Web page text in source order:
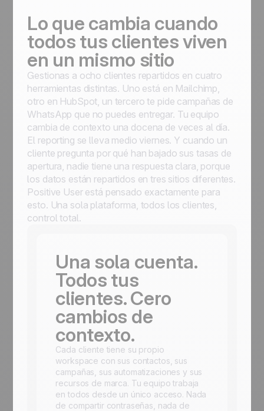
Lo que cambia cuando
todos tus clientes viven
en un mismo sitio
Gestionas a ocho clientes repartidos en cuatro
herramientas distintas. Uno está en Mailchimp,
otro en HubSpot, un tercero te pide campañas de
WhatsApp que no puedes entregar. Tu equipo
cambia de contexto una docena de veces al día.
El reporting se lleva medio viernes. Y cuando un
cliente pregunta por qué han bajado sus tasas de
apertura, nadie tiene una respuesta clara, porque
los datos están repartidos en tres sitios diferentes.
Positive User está pensado exactamente para
esto. Una sola plataforma, todos los clientes,
control total.
Una sola cuenta.
Todos tus
clientes. Cero
cambios de
contexto.
Cada cliente tiene su propio
workspace con sus contactos, sus
campañas, sus automatizaciones y sus
recursos de marca. Tu equipo trabaja
en todos desde un único acceso. Nada
de compartir contraseñas, nada de